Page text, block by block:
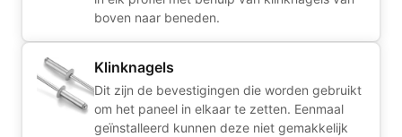
boven naar beneden.
Klinknagels
Dit zijn de bevestigingen die worden gebruikt
om het paneel in elkaar te zetten. Eenmaal
geïnstalleerd kunnen deze niet gemakkelijk